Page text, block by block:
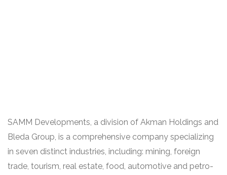
SAMM Developments, a division of Akman Holdings and
Bleda Group, is a comprehensive company specializing
in seven distinct industries, including: mining, foreign
trade, tourism, real estate, food, automotive and petro-